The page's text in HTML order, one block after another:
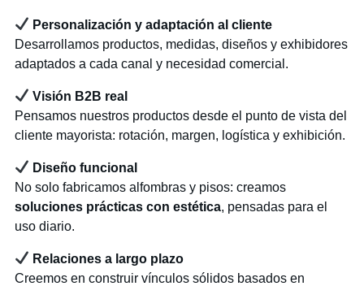
Personalización y adaptación al cliente
Desarrollamos productos, medidas, diseños y exhibidores
adaptados a cada canal y necesidad comercial.
Visión B2B real
Pensamos nuestros productos desde el punto de vista del
cliente mayorista: rotación, margen, logística y exhibición.
Diseño funcional
No solo fabricamos alfombras y pisos: creamos
soluciones prácticas con estética, pensadas para el
uso diario.
Relaciones a largo plazo
Creemos en construir vínculos sólidos basados en